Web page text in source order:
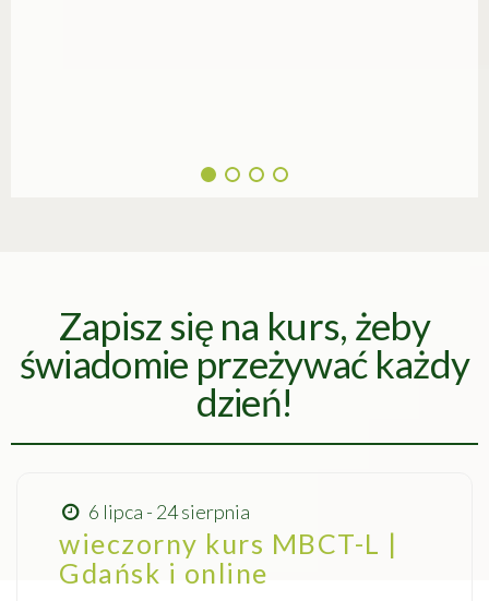
Zapisz się na kurs, żeby
świadomie przeżywać każdy
dzień!
6 lipca - 24 sierpnia
wieczorny kurs MBCT-L |
Gdańsk i online